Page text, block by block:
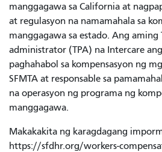
manggagawa sa California at
at regulasyon na namamahala sa
manggagawa sa estado. Ang
administrator (TPA) na Intercare
paghahabol sa kompensasyon ng
SFMTA at responsable sa
na operasyon ng programa ng
manggagawa.
Makakakita ng karagdagang
https://sfdhr.org/workers-